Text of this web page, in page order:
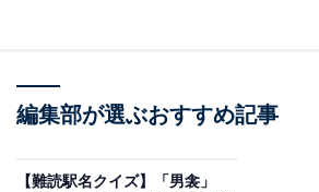
編集部が選ぶおすすめ記事
【難読駅名クイズ】「男衾」